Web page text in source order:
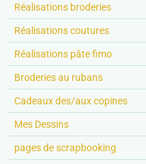
Réalisations broderies
Réalisations coutures
Réalisations pâte fimo
Broderies au rubans
Cadeaux des/aux copines
Mes Dessins
pages de scrapbooking